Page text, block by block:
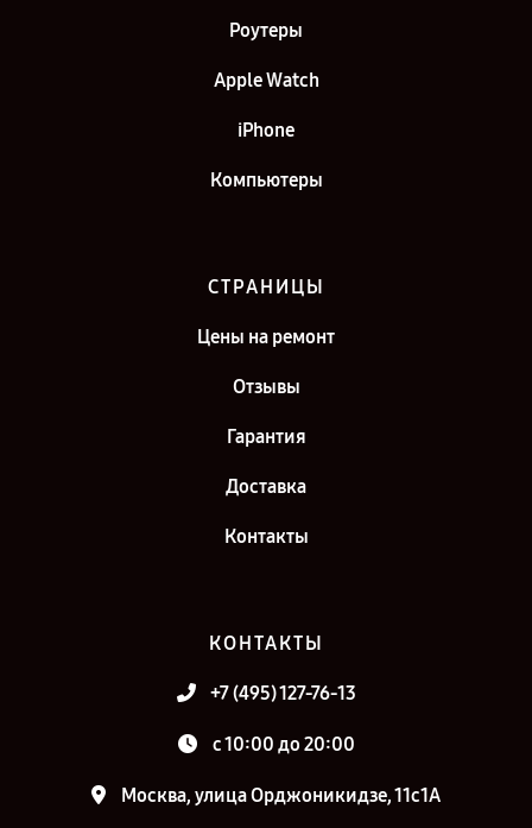
Роутеры
Apple Watch
iPhone
Компьютеры
СТРАНИЦЫ
Цены на ремонт
Отзывы
Гарантия
Доставка
Контакты
КОНТАКТЫ
+7 (495) 127-76-13
с 10:00 до 20:00
Москва, улица Орджоникидзе, 11с1А